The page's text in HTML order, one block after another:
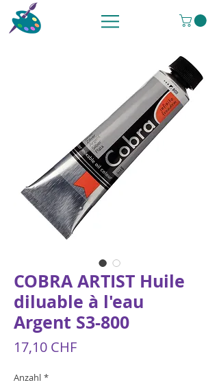
COBRA ARTIST Huile
diluable à l'eau
Argent S3-800
17,10 CHFPreis
Anzahl *